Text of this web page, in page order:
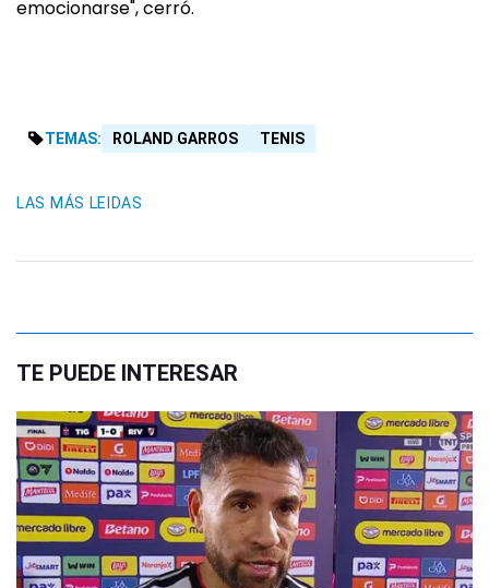
emocionarse", cerró.
TEMAS: ROLAND GARROS TENIS
LAS MÁS LEIDAS
TE PUEDE INTERESAR